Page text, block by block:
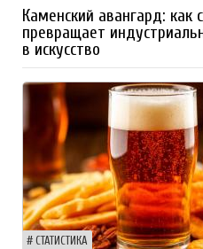
Каменский авангард: как
превращает
в искусство
СТАТИСТИКА